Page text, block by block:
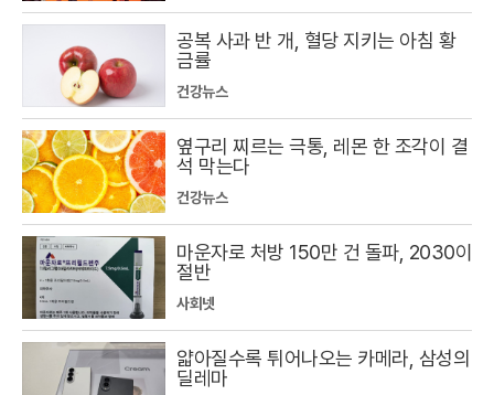
공복 사과 반 개, 혈당 지키는 아침 황
금률
건강뉴스
옆구리 찌르는 극통, 레몬 한 조각이 결
석 막는다
건강뉴스
마운자로 처방 150만 건 돌파, 2030이
절반
사회넷
얇아질수록 튀어나오는 카메라, 삼성의
딜레마